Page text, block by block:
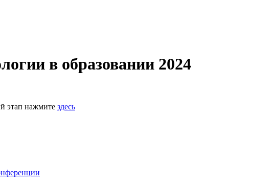
в образовании 2024
этап нажмите здесь